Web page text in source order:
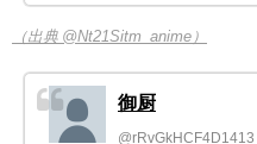
（出典 @Nt21Sitm_anime）
御厨
@rRvGkHCF4D1413